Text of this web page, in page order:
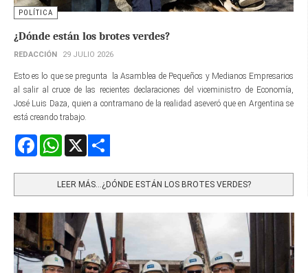
POLÍTICA
¿Dónde están los brotes verdes?
REDACCIÓN 29 JULIO 2026
Esto es lo que se pregunta la Asamblea de Pequeños y Medianos Empresarios
al salir al cruce de las recientes declaraciones del viceministro de Economía,
José Luis Daza, quien a contramano de la realidad aseveró que en Argentina se
está creando trabajo.
FacebookWhatsApp
LEER MÁS…¿DÓNDE ESTÁN LOS BROTES VERDES?